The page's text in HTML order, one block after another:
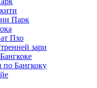
Парк
Пхо
зари
по Бангкоку